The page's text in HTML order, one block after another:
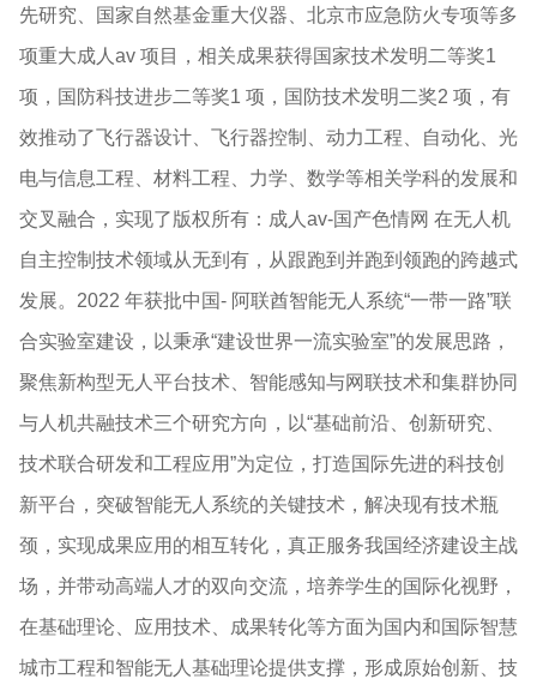
先研究、国家自然基金重大仪器、北京市应急防火专项等多
项重大成人av 项目，相关成果获得国家技术发明二等奖1
项，国防科技进步二等奖1 项，国防技术发明二奖2 项，有
效推动了飞行器设计、飞行器控制、动力工程、自动化、光
电与信息工程、材料工程、力学、数学等相关学科的发展和
交叉融合，实现了版权所有：成人av-国产色情网 在无人机
自主控制技术领域从无到有，从跟跑到并跑到领跑的跨越式
发展。2022 年获批中国- 阿联酋智能无人系统“一带一路”联
合实验室建设，以秉承“建设世界一流实验室”的发展思路，
聚焦新构型无人平台技术、智能感知与网联技术和集群协同
与人机共融技术三个研究方向，以“基础前沿、创新研究、
技术联合研发和工程应用”为定位，打造国际先进的科技创
新平台，突破智能无人系统的关键技术，解决现有技术瓶
颈，实现成果应用的相互转化，真正服务我国经济建设主战
场，并带动高端人才的双向交流，培养学生的国际化视野，
在基础理论、应用技术、成果转化等方面为国内和国际智慧
城市工程和智能无人基础理论提供支撑，形成原始创新、技